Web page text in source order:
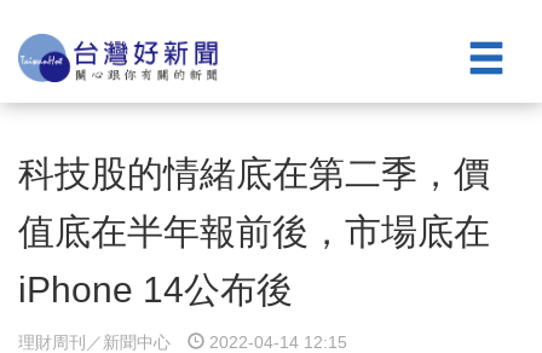
科技股的情緒底在第二季，價
值底在半年報前後，市場底在
iPhone 14公布後
理財周刊／新聞中心 2022-04-14 12:15